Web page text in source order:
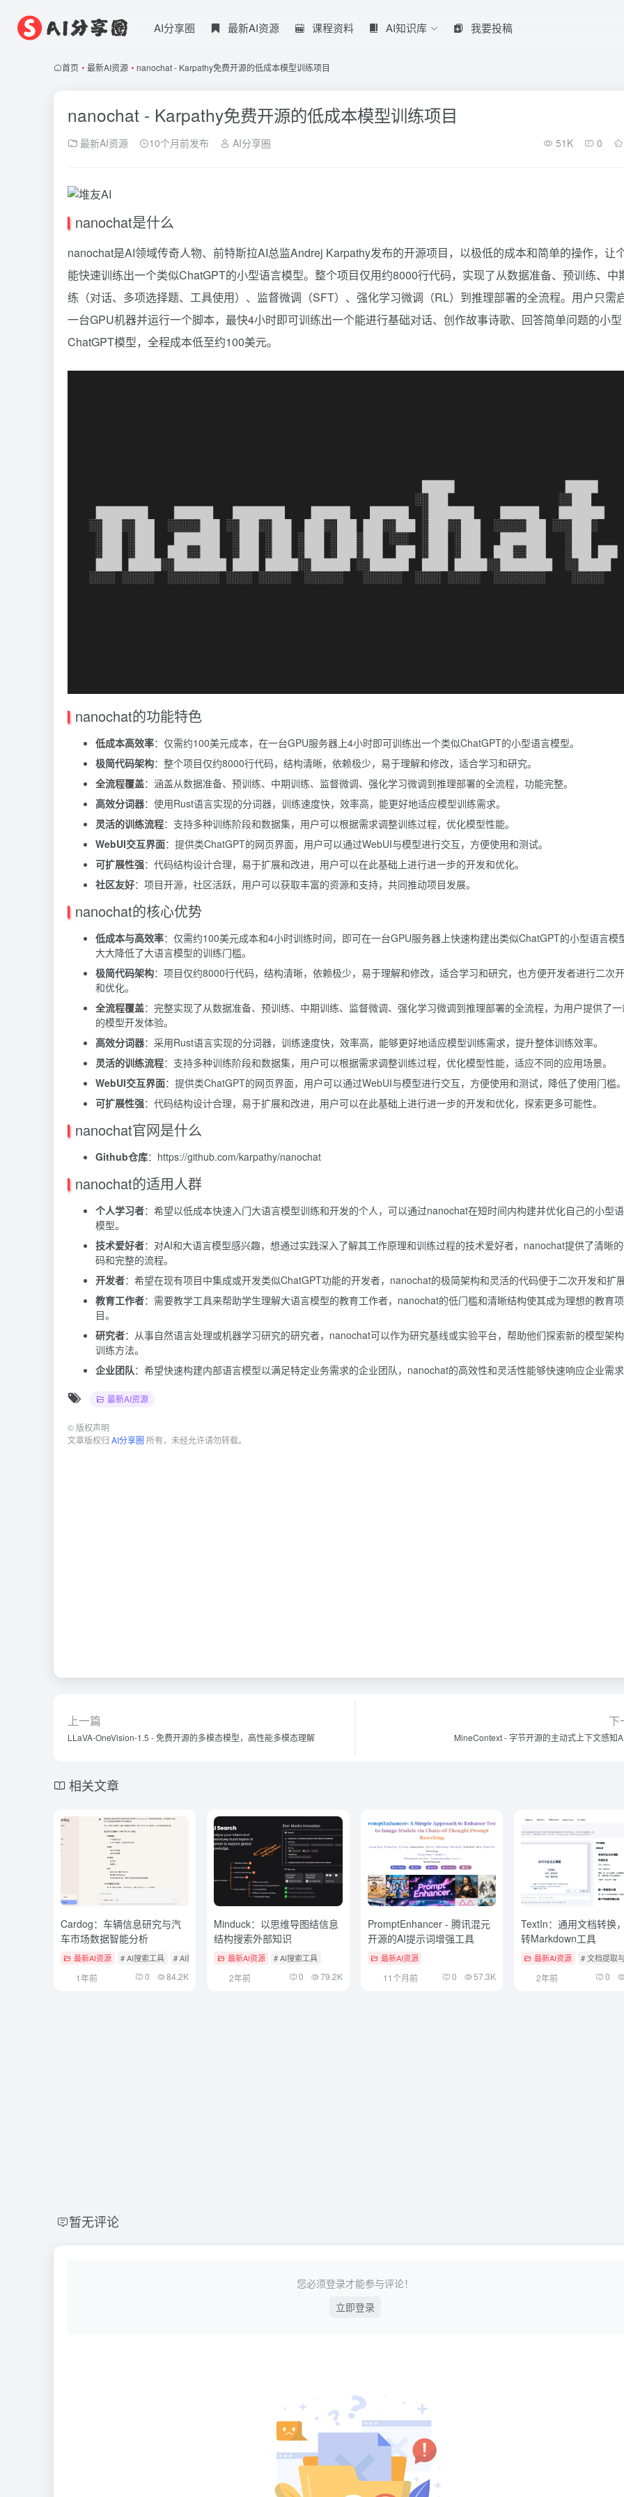
AI分享圈 最新AI资源 课程资料 AI知识库 我要投稿
首页 • 最新AI资源 • nanochat - Karpathy免费开源的低成本模型训练项目
nanochat - Karpathy免费开源的低成本模型训练项目
最新AI资源 10个月前发布 AI分享圈 51K 0
nanochat是什么
nanochat是AI领域传奇人物、前特斯拉AI总监Andrej Karpathy发布的开源项目，以极低的成本和简单的操作，让
能快速训练出一个类似ChatGPT的小型语言模型。整个项目仅用约8000行代码，实现了从数据准备、预训练、中
练（对话、多项选择题、工具使用）、监督微调（SFT）、强化学习微调（RL）到推理部署的全流程。用户只需
一台GPU机器并运行一个脚本，最快4小时即可训练出一个能进行基础对话、创作故事诗歌、回答简单问题的小型
ChatGPT模型，全程成本低至约100美元。
nanochat的功能特色
低成本高效率：仅需约100美元成本，在一台GPU服务器上4小时即可训练出一个类似ChatGPT的小型语言模型。
极简代码架构：整个项目仅约8000行代码，结构清晰，依赖极少，易于理解和修改，适合学习和研究。
全流程覆盖：涵盖从数据准备、预训练、中期训练、监督微调、强化学习微调到推理部署的全流程，功能完整。
高效分词器：使用Rust语言实现的分词器，训练速度快，效率高，能更好地适应模型训练需求。
灵活的训练流程：支持多种训练阶段和数据集，用户可以根据需求调整训练过程，优化模型性能。
WebUI交互界面：提供类ChatGPT的网页界面，用户可以通过WebUI与模型进行交互，方便使用和测试。
可扩展性强：代码结构设计合理，易于扩展和改进，用户可以在此基础上进行进一步的开发和优化。
社区友好：项目开源，社区活跃，用户可以获取丰富的资源和支持，共同推动项目发展。
nanochat的核心优势
低成本与高效率：仅需约100美元成本和4小时训练时间，即可在一台GPU服务器上快速构建出类似ChatGPT的小型语言模
大大降低了大语言模型的训练门槛。
极简代码架构：项目仅约8000行代码，结构清晰，依赖极少，易于理解和修改，适合学习和研究，也方便开发者进行二次
和优化。
全流程覆盖：完整实现了从数据准备、预训练、中期训练、监督微调、强化学习微调到推理部署的全流程，为用户提供了
的模型开发体验。
高效分词器：采用Rust语言实现的分词器，训练速度快，效率高，能够更好地适应模型训练需求，提升整体训练效率。
灵活的训练流程：支持多种训练阶段和数据集，用户可以根据需求调整训练过程，优化模型性能，适应不同的应用场景。
WebUI交互界面：提供类ChatGPT的网页界面，用户可以通过WebUI与模型进行交互，方便使用和测试，降低了使用门槛。
可扩展性强：代码结构设计合理，易于扩展和改进，用户可以在此基础上进行进一步的开发和优化，探索更多可能性。
nanochat官网是什么
Github仓库：https://github.com/karpathy/nanochat
nanochat的适用人群
个人学习者：希望以低成本快速入门大语言模型训练和开发的个人，可以通过nanochat在短时间内构建并优化自己的小型
模型。
技术爱好者：对AI和大语言模型感兴趣，想通过实践深入了解其工作原理和训练过程的技术爱好者，nanochat提供了清晰
码和完整的流程。
开发者：希望在现有项目中集成或开发类似ChatGPT功能的开发者，nanochat的极简架构和灵活的代码便于二次开发和扩展
教育工作者：需要教学工具来帮助学生理解大语言模型的教育工作者，nanochat的低门槛和清晰结构使其成为理想的教育项
目。
研究者：从事自然语言处理或机器学习研究的研究者，nanochat可以作为研究基线或实验平台，帮助他们探索新的模型架
训练方法。
企业团队：希望快速构建内部语言模型以满足特定业务需求的企业团队，nanochat的高效性和灵活性能够快速响应企业需求
最新AI资源
© 版权声明
文章版权归 AI分享圈 所有，未经允许请勿转载。
上一篇
LLaVA-OneVision-1.5 - 免费开源的多模态模型，高性能多模态理解
下
MineContext - 字节开源的主动式上下文感知
相关文章
Cardog：车辆信息研究与汽
车市场数据智能分析
最新AI资源 # AI搜索工具 # AI数据分析
1年前 0 84.2K
Minduck：以思维导图结信息
结构搜索外部知识
最新AI资源 # AI搜索工具
2年前 0 79.2K
PromptEnhancer - 腾讯混元
开源的AI提示词增强工具
最新AI资源
11个月前 0 57.3K
TextIn：通用文档转换
转Markdown工具
最新AI资源 # 文档提取
2年前 0
暂无评论
您必须登录才能参与评论！
立即登录